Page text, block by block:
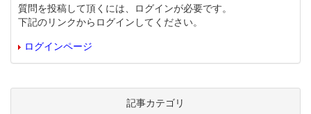
質問を投稿して頂くには、ログインが必要です。
下記のリンクからログインしてください。
ログインページ
記事カテゴリ